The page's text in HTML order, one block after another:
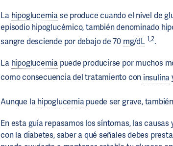
La hipoglucemiase produce cuando el nivel de
episodio hipoglucémico, también denominado
sangre desciende por debajo de 70 mg/dL 1,2.
La hipoglucemia puede producirse por muchos
como consecuencia del tratamiento con insulina
Aunque lahipoglucemiapuede ser grave,
En esta guía repasamos los síntomas, las
con la diabetes, saber a qué señales debes